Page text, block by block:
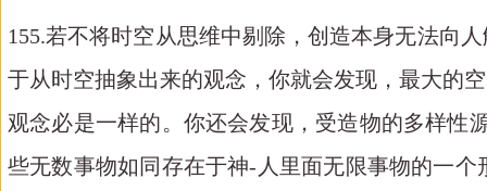
155.若不将时空从思维中剔除，创造本身无法向
于从时空抽象出来的观念，你就会发现，最大的
观念必是一样的。你还会发现，受造物的多样性
些无数事物如同存在于神-人里面无限事物的一